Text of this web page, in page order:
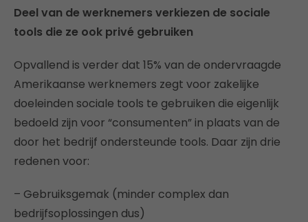
Deel van de werknemers verkiezen de sociale
tools die ze ook privé gebruiken
Opvallend is verder dat 15% van de ondervraagde
Amerikaanse werknemers zegt voor zakelijke
doeleinden sociale tools te gebruiken die eigenlijk
bedoeld zijn voor “consumenten” in plaats van de
door het bedrijf ondersteunde tools. Daar zijn drie
redenen voor:
– Gebruiksgemak (minder complex dan
bedrijfsoplossingen dus)